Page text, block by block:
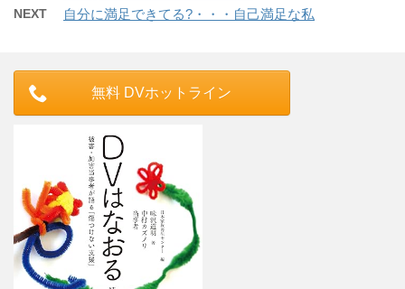
NEXT 自分に満足できてる?・・・自己満足な私
無料 DVホットライン